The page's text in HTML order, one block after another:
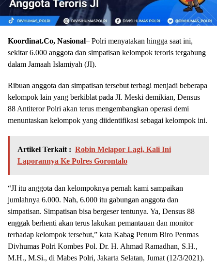
Koordinat.Co, Nasional– Polri menyatakan hingga saat ini,
sekitar 6.000 anggota dan simpatisan kelompok teroris tergabung
dalam Jamaah Islamiyah (JI).
Ribuan anggota dan simpatisan tersebut terbagi menjadi beberapa
kelompok lain yang berkiblat pada JI. Meski demikian, Densus
88 Antiteror Polri akan terus mengembangkan operasi demi
menuntaskan kelompok yang diidentifikasi sebagai kelompok ini.
Artikel Terkait : Robin Melapor Lagi, Kali Ini
Laporannya Ke Polres Gorontalo
“JI itu anggota dan kelompoknya pernah kami sampaikan
jumlahnya 6.000. Nah, 6.000 itu gabungan anggota dan
simpatisan. Simpatisan bisa bergeser tentunya. Ya, Densus 88
enggak berhenti akan terus lakukan pemantauan dan monitor
terhadap kelompok tersebut,” kata Kabag Penum Biro Penmas
Divhumas Polri Kombes Pol. Dr. H. Ahmad Ramadhan, S.H.,
M.H., M.Si., di Mabes Polri, Jakarta Selatan, Jumat (12/3/2021).